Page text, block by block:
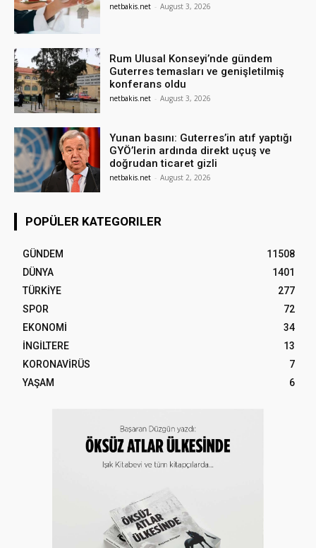
netbakis.net - August 3, 2026
Rum Ulusal Konseyi’nde gündem
Guterres temasları ve genişletilmiş
konferans oldu
netbakis.net - August 3, 2026
Yunan basını: Guterres’in atıf yaptığı
GYÖ’lerin ardında direkt uçuş ve
doğrudan ticaret gizli
netbakis.net - August 2, 2026
POPÜLER KATEGORILER
GÜNDEM
11508
DÜNYA
1401
TÜRKİYE
277
SPOR
72
EKONOMİ
34
İNGİLTERE
13
KORONAVİRÜS
7
YAŞAM
6